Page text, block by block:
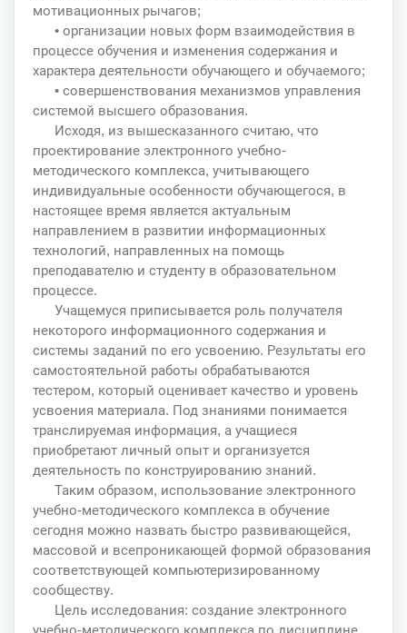
мотивационных рычагов;
• организации новых форм взаимодействия в
процессе обучения и изменения содержания и
характера деятельности обучающего и обучаемого;
• совершенствования механизмов управления
системой высшего образования.
Исходя, из вышесказанного считаю, что
проектирование электронного учебно-
методического комплекса, учитывающего
индивидуальные особенности обучающегося, в
настоящее время является актуальным
направлением в развитии информационных
технологий, направленных на помощь
преподавателю и студенту в образовательном
процессе.
Учащемуся приписывается роль получателя
некоторого информационного содержания и
системы заданий по его усвоению. Результаты его
самостоятельной работы обрабатываются
тестером, который оценивает качество и уровень
усвоения материала. Под знаниями понимается
транслируемая информация, а учащиеся
приобретают личный опыт и организуется
деятельность по конструированию знаний.
Таким образом, использование электронного
учебно-методического комплекса в обучение
сегодня можно назвать быстро развивающейся,
массовой и всепроникающей формой образования
соответствующей компьютеризированному
сообществу.
Цель исследования: создание электронного